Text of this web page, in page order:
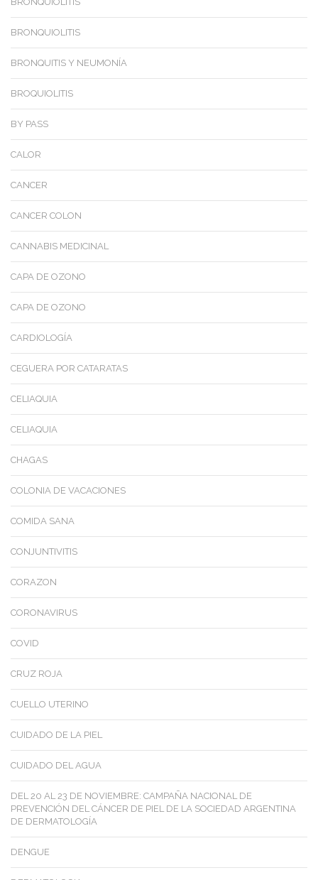
BRONQUIOLITIS
BRONQUITIS Y NEUMONÍA
BROQUIOLITIS
BY PASS
CALOR
CANCER
CANCER COLON
CANNABIS MEDICINAL
CAPA DE OZONO
CAPA DE OZONO
CARDIOLOGÍA
CEGUERA POR CATARATAS
CELIAQUIA
CELIAQUIA
CHAGAS
COLONIA DE VACACIONES
COMIDA SANA
CONJUNTIVITIS
CORAZON
CORONAVIRUS
COVID
CRUZ ROJA
CUELLO UTERINO
CUIDADO DE LA PIEL
CUIDADO DEL AGUA
DEL 20 AL 23 DE NOVIEMBRE: CAMPAÑA NACIONAL DE
PREVENCIÓN DEL CÁNCER DE PIEL DE LA SOCIEDAD ARGENTINA
DE DERMATOLOGÍA
DENGUE